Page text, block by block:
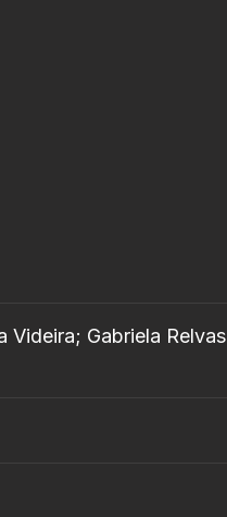
Videira; Gabriela Relvas